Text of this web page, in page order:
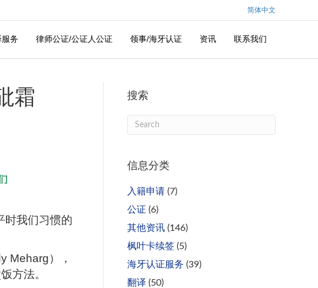
简体中文
务 律师公证/公证人公证 领事/海牙认证 资讯 联系我们
霜
时我们习惯的
Meharg），
方法。
搜索
信息分类
入籍申请(7)
公证 (6)
其他资讯(146)
枫叶卡续签(5)
海牙认证服务 (39)
翻译 (50)